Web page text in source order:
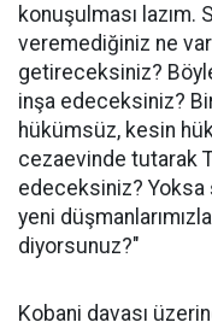
konuşulması lazım.
veremediğiniz ne
getireceksiniz?
inşa edeceksiniz?
hükümsüz, kesin
cezaevinde tutarak
edeceksiniz? Yoksa
yeni
diyorsunuz?"
Kobani davası